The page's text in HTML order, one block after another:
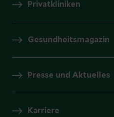
Privatkliniken
Gesundheitsmagazin
Presse und Aktuelles
Karriere